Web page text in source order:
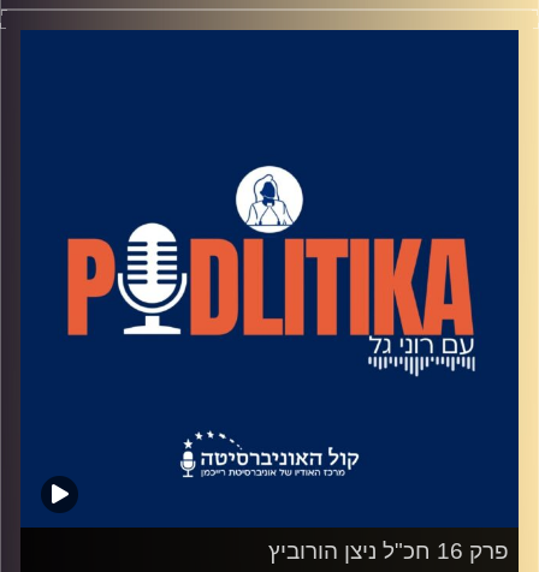
מאחורי הקלעים של עולם הפוליטיקה.
פרק 16 חכ"ל ניצן הורוביץ